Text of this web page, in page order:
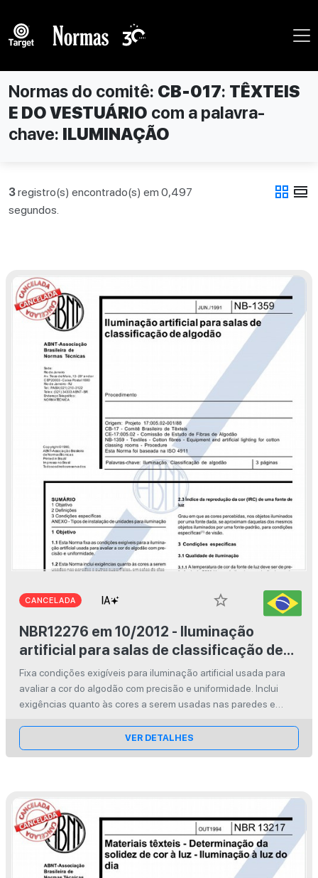
Normas do comitê: CB-017: TÊXTEIS
E DO VESTUÁRIO com a palavra-
chave: ILUMINAÇÃO
3registro(s) encontrado(s) em 0,497
segundos.
grid_view view_day
CANCELADA
star_border
NBR12276 em 10/2012 - Iluminação
artificial para salas de classificação de
algodão
Fixa condições exigíveis para iluminação artificial usada para
avaliar a cor do algodão com precisão e uniformidade. Inclui
exigências quanto às cores a serem usadas nas paredes e
VER DETALHES